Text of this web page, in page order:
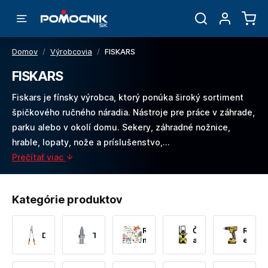
Domov / Výrobcovia / FISKARS
FISKARS
Fiskars je fínsky výrobca, ktorý ponúka široký sortiment
špičkového ručného náradia. Nástroje pre práce v záhrade,
parku alebo v okolí domu. Sekery, záhradné nožnice,
hrable, lopaty, nože a príslušenstvo,…
Prečítať viac
Kategórie produktov
DualAction™ Thermdrill
Ručné
náradie
Čistenie
a
Ručné